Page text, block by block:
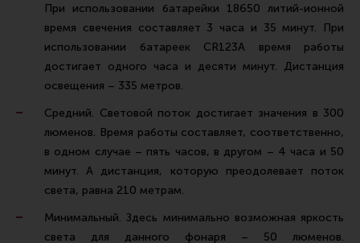
При использовании батарейки 18650 литий-ионной
время свечения составляет 3 часа и 35 минут. При
использовании батареек CR123A время работы
достигает одного часа и десяти минут. Дистанция
освещения – 335 метров.
Средний. Световой поток достигает значения в 300
люменов. Время работы составляет, соответственно,
в одном случае – пять часов, в другом – 4 часа и 50
минут. А дистанция, которую преодолевает поток
света, равна 210 метрам.
Минимальный. Здесь минимально возможная яркость
света для данного фонаря – 50 люменов.